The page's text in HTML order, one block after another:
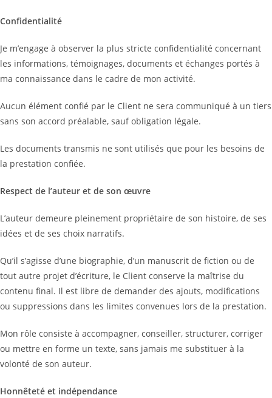
Confidentialité
Je m’engage à observer la plus stricte confidentialité concernant
les informations, témoignages, documents et échanges portés à
ma connaissance dans le cadre de mon activité.
Aucun élément confié par le Client ne sera communiqué à un tiers
sans son accord préalable, sauf obligation légale.
Les documents transmis ne sont utilisés que pour les besoins de
la prestation confiée.
Respect de l’auteur et de son œuvre
L’auteur demeure pleinement propriétaire de son histoire, de ses
idées et de ses choix narratifs.
Qu’il s’agisse d’une biographie, d’un manuscrit de fiction ou de
tout autre projet d’écriture, le Client conserve la maîtrise du
contenu final. Il est libre de demander des ajouts, modifications
ou suppressions dans les limites convenues lors de la prestation.
Mon rôle consiste à accompagner, conseiller, structurer, corriger
ou mettre en forme un texte, sans jamais me substituer à la
volonté de son auteur.
Honnêteté et indépendance